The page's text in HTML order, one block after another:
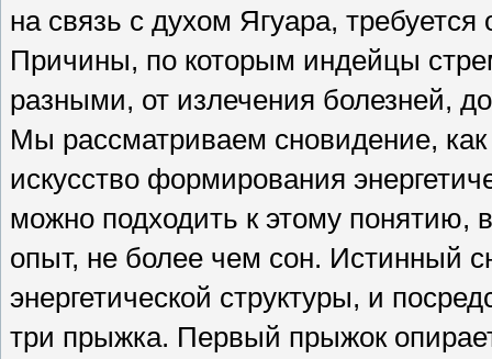
на связь с духом Ягуара,
Причины, по которым индейцы
разными, от излечения болезней,
Мы рассматриваем сновидение,
искусство формирования
можно подходить к этому понятию,
опыт, не более чем сон. Истинный
энергетической структуры, и
три прыжка. Первый прыжок